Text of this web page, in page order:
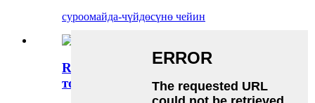
суроомайда-чүйдөсүнө чейин
Ricoh Sp-200 210 210 213 үчүн
тонер чипи